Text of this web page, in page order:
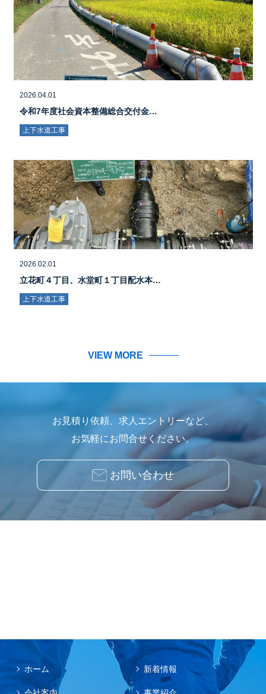
2026.04.01
令和7年度社会資本整備総合交付金…
上下水道工事
2026.02.01
立花町４丁目、水堂町１丁目配水本…
上下水道工事
VIEW MORE
お見積り依頼、求人エントリーなど、
お気軽にお問合せください。
お問い合わせ
ホーム 新着情報